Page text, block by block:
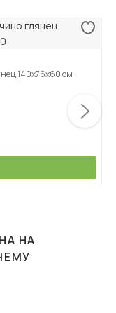
140х76х60 см
НА